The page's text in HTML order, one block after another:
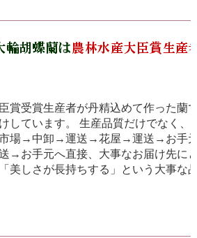
賞受賞生産者が丹精込めて作った蘭
しています。 生産品質だけでなく、
場→中卸→運送→花屋→運送→お手元
→お手元へ直接、大事なお届け先に
美しさが長持ちする」という大事な